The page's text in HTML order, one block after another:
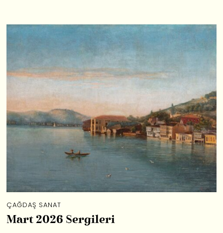
ÇAĞDAŞ SANAT
Mart 2026 Sergileri